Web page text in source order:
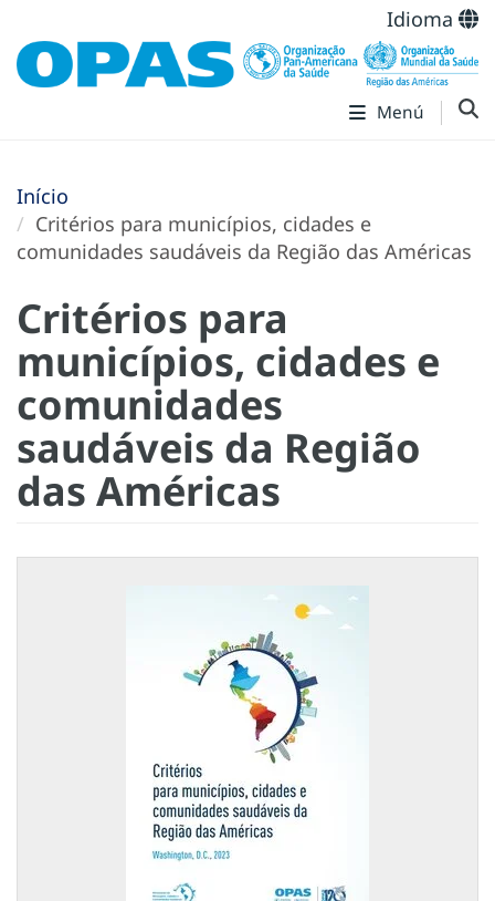
Idioma
Menú
Início
Critérios para municípios, cidades e
comunidades saudáveis da Região das Américas
Critérios para
municípios, cidades e
comunidades
saudáveis da Região
das Américas